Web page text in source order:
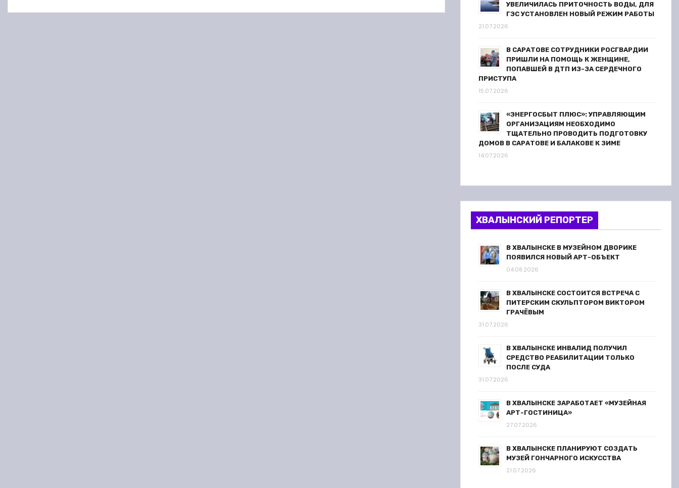
УВЕЛИЧИЛАСЬ ПРИТОЧНОСТЬ ВОДЫ, ДЛЯ
ГЭС УСТАНОВЛЕН НОВЫЙ РЕЖИМ РАБОТЫ
21.07.2026
В САРАТОВЕ СОТРУДНИКИ РОСГВАРДИИ
ПРИШЛИ НА ПОМОЩЬ К ЖЕНЩИНЕ,
ПОПАВШЕЙ В ДТП ИЗ-ЗА СЕРДЕЧНОГО
ПРИСТУПА
15.07.2026
«ЭНЕРГОСБЫТ ПЛЮС»: УПРАВЛЯЮЩИМ
ОРГАНИЗАЦИЯМ НЕОБХОДИМО
ТЩАТЕЛЬНО ПРОВОДИТЬ ПОДГОТОВКУ
ДОМОВ В САРАТОВЕ И БАЛАКОВЕ К ЗИМЕ
14.07.2026
ХВАЛЫНСКИЙ РЕПОРТЕР
В ХВАЛЫНСКЕ В МУЗЕЙНОМ ДВОРИКЕ
ПОЯВИЛСЯ НОВЫЙ АРТ-ОБЪЕКТ
04.08.2026
В ХВАЛЫНСКЕ СОСТОИТСЯ ВСТРЕЧА С
ПИТЕРСКИМ СКУЛЬПТОРОМ ВИКТОРОМ
ГРАЧЁВЫМ
31.07.2026
В ХВАЛЫНСКЕ ИНВАЛИД ПОЛУЧИЛ
СРЕДСТВО РЕАБИЛИТАЦИИ ТОЛЬКО
ПОСЛЕ СУДА
31.07.2026
В ХВАЛЫНСКЕ ЗАРАБОТАЕТ «МУЗЕЙНАЯ
АРТ-ГОСТИНИЦА»
27.07.2026
В ХВАЛЫНСКЕ ПЛАНИРУЮТ СОЗДАТЬ
МУЗЕЙ ГОНЧАРНОГО ИСКУССТВА
21.07.2026